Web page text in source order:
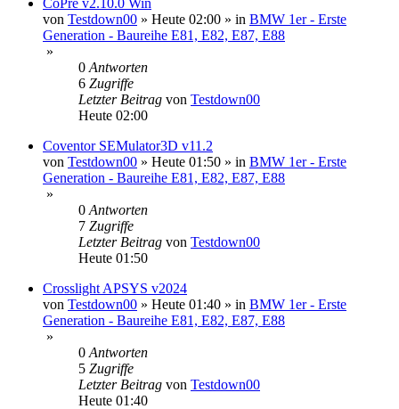
von Testdown00 » Heute 02:00 » in BMW 1er - Erste
Generation - Baureihe E81, E82, E87, E88
»
0 Antworten
6 Zugriffe
Letzter Beitrag von Testdown00
Heute 02:00
Coventor SEMulator3D v11.2
von Testdown00 » Heute 01:50 » in BMW 1er - Erste
Generation - Baureihe E81, E82, E87, E88
»
0 Antworten
7 Zugriffe
Letzter Beitrag von Testdown00
Heute 01:50
Crosslight APSYS v2024
von Testdown00 » Heute 01:40 » in BMW 1er - Erste
Generation - Baureihe E81, E82, E87, E88
»
0 Antworten
5 Zugriffe
Letzter Beitrag von Testdown00
Heute 01:40